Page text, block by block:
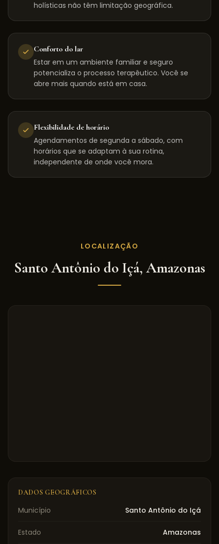
holísticas não têm limitação geográfica.
Conforto do lar
Estar em um ambiente familiar e seguro
potencializa o processo terapêutico. Você se
abre mais quando está em casa.
Flexibilidade de horário
Agendamentos de segunda a sábado, com
horários que se adaptam à sua rotina,
independente de onde você mora.
LOCALIZAÇÃO
Santo Antônio do Içá,Amazonas
DADOS GEOGRÁFICOS
Município Santo Antônio do Içá
Estado Amazonas